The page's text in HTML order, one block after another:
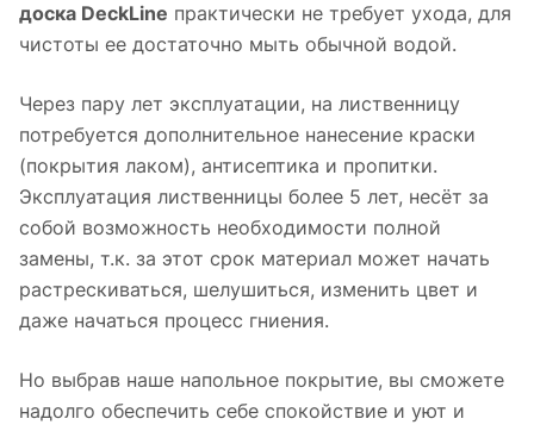
доска DeckLine практически не требует ухода, для
чистоты ее достаточно мыть обычной водой.
Через пару лет эксплуатации, на лиственницу
потребуется дополнительное нанесение краски
(покрытия лаком), антисептика и пропитки.
Эксплуатация лиственницы более 5 лет, несёт за
собой возможность необходимости полной
замены, т.к. за этот срок материал может начать
растрескиваться, шелушиться, изменить цвет и
даже начаться процесс гниения.
Но выбрав наше напольное покрытие, вы сможете
надолго обеспечить себе спокойствие и уют и